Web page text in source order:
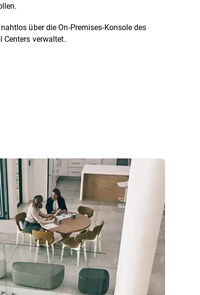
über die On-Premises-Konsole des
Centers verwaltet.